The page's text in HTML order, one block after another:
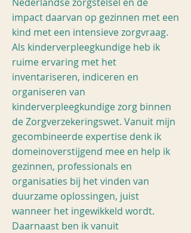
impact daarvan op gezinnen met een
kind met een intensieve zorgvraag.
Als kinderverpleegkundige heb ik
ruime ervaring met het
inventariseren, indiceren en
organiseren van
kinderverpleegkundige zorg binnen
de Zorgverzekeringswet. Vanuit mijn
gecombineerde expertise denk ik
domeinoverstijgend mee en help ik
gezinnen, professionals en
organisaties bij het vinden van
duurzame oplossingen, juist
wanneer het ingewikkeld wordt.
Daarnaast ben ik vanuit